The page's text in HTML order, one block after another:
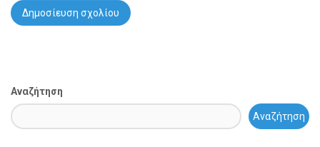
Αναζήτηση
Αναζήτηση